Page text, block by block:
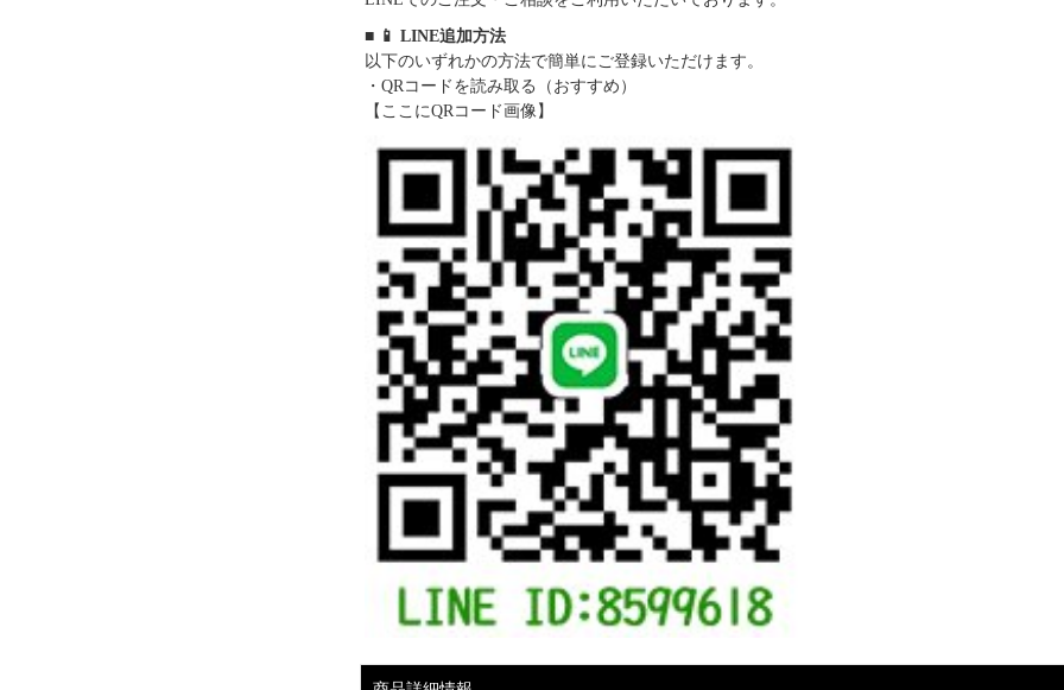
■ 📱 LINE追加方法
以下のいずれかの方法で簡単にご登録いただけます。
・QRコードを読み取る（おすすめ）
【ここにQRコード画像】